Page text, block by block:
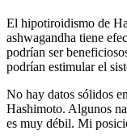
El hipotiroidismo de
ashwagandha tiene
podrían ser
podrían estimular el
No hay datos sólidos
Hashimoto. Algunos
es muy débil. Mi